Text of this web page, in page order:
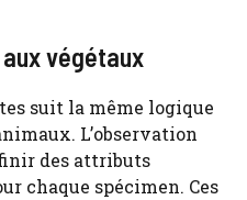
végétaux
suit la même logique
L’observation
des attributs
chaque spécimen. Ces